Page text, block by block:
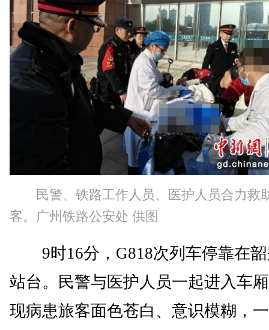
民警、铁路工作人员、医护人员合力救
客。广州铁路公安处 供图
9时16分，G818次列车停靠在韶
站台。民警与医护人员一起进入车
现病患旅客面色苍白、意识模糊，